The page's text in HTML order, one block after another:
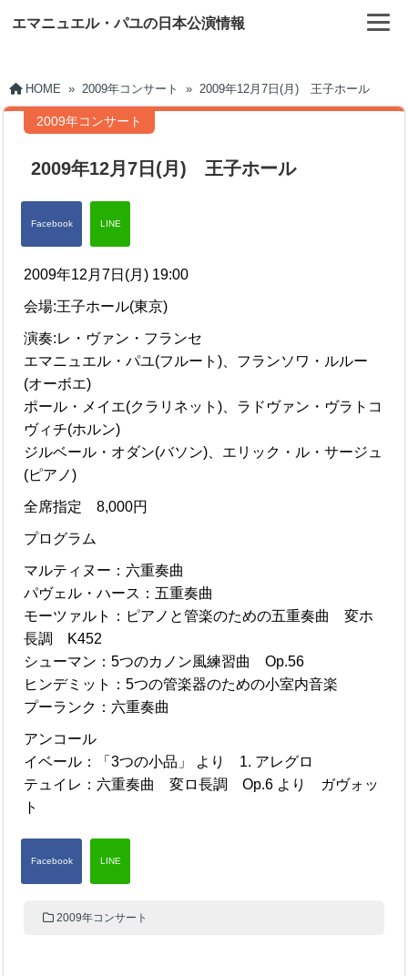
エマニュエル・パユの日本公演情報
HOME » 2009年コンサート » 2009年12月7日(月) 王子ホール
2009年コンサート
2009年12月7日(月) 王子ホール
2009年12月7日(月) 19:00
会場:王子ホール(東京)
演奏:レ・ヴァン・フランセ
エマニュエル・パユ(フルート)、フランソワ・ルルー
(オーボエ)
ポール・メイエ(クラリネット)、ラドヴァン・ヴラトコ
ヴィチ(ホルン)
ジルベール・オダン(バソン)、エリック・ル・サージュ
(ピアノ)
全席指定 8,000円
プログラム
マルティヌー：六重奏曲
パヴェル・ハース：五重奏曲
モーツァルト：ピアノと管楽のための五重奏曲 変ホ
長調 K452
シューマン：5つのカノン風練習曲 Op.56
ヒンデミット：5つの管楽器のための小室内音楽
プーランク：六重奏曲
アンコール
イベール：「3つの小品」 より 1. アレグロ
テュイレ：六重奏曲 変ロ長調 Op.6 より ガヴォッ
ト
2009年コンサート